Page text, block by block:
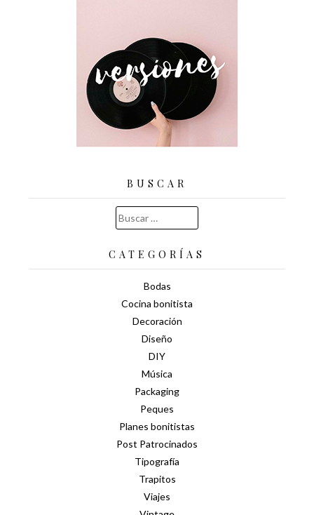
BUSCAR
Buscar:
CATEGORÍAS
Bodas
Cocina bonitista
Decoración
Diseño
DIY
Música
Packaging
Peques
Planes bonitistas
Post Patrocinados
Tipografía
Trapitos
Viajes